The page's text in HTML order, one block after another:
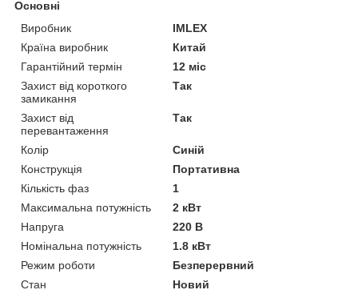
Основні
Виробник
IMLEX
Країна виробник
Китай
Гарантійний термін
12 міс
Захист від короткого
замикання
Так
Захист від
перевантаження
Так
Колір
Синій
Конструкція
Портативна
Кількість фаз
1
Максимальна потужність
2 кВт
Напруга
220 В
Номінальна потужність
1.8 кВт
Режим роботи
Безперервний
Стан
Новий